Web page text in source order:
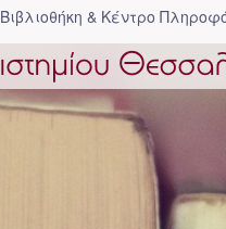
Βιβλιοθήκη & Κέντρο